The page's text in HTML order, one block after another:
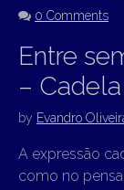
0 Comments
Entre
–
by Evandro
A expressão
como no